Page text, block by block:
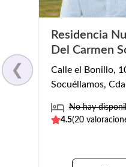
❮
Residencia
Del Carmen
Calle el Bonillo,
Socuéllamos,
No hay
4.5(20